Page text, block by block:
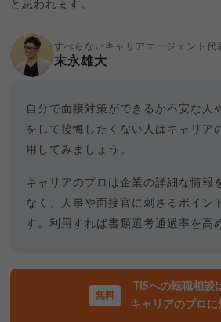
と思われます。
すべらないキャリアエージェント代
末永雄大
自分で面接対策ができるか不安な人
をして後悔したくない人はキャリア
用してみましょう。
キャリアのプロは企業の詳細な情報
なく、人事や面接官に刺さるポイン
す。利用すれば書類選考通過率を高
TISへの転職相談
キャリアのプロに